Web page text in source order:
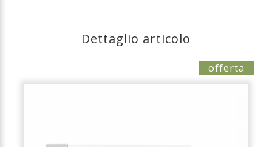
Dettaglio articolo
offerta